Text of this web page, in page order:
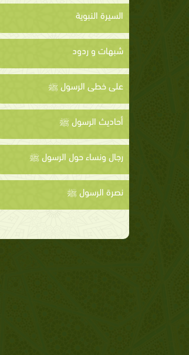
السيرة النبوية
شبهات و ردود
على خطى الرسول ﷺ
أحاديث الرسول ﷺ
رجال ونساء حول الرسول ﷺ
نصرة الرسول ﷺ